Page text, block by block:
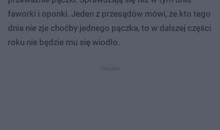
faworki i oponki. Jeden z przesądów mówi, że kto tego
dnia nie zje choćby jednego pączka, to w dalszej części
roku nie będzie mu się wiodło.